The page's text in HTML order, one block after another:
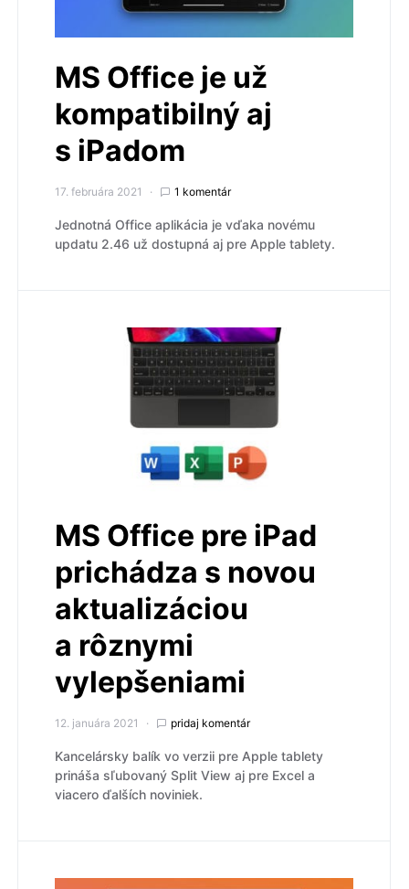
MS Office je už
kompatibilný aj
s iPadom
17. februára 2021 1 komentár
Jednotná Office aplikácia je vďaka novému
updatu 2.46 už dostupná aj pre Apple tablety.
MS Office pre iPad
prichádza s novou
aktualizáciou
a rôznymi
vylepšeniami
12. januára 2021 pridaj komentár
Kancelársky balík vo verzii pre Apple tablety
prináša sľubovaný Split View aj pre Excel a
viacero ďalších noviniek.